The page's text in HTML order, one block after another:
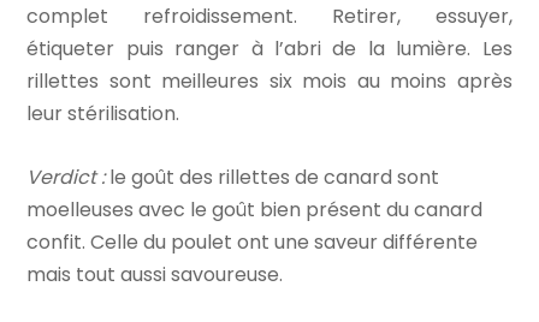
complet refroidissement. Retirer, essuyer,
étiqueter puis ranger à l’abri de la lumière. Les
rillettes sont meilleures six mois au moins après
leur stérilisation.
Verdict :le goût des rillettes de canard sont
moelleuses avec le goût bien présent du canard
confit. Celle du poulet ont une saveur différente
mais tout aussi savoureuse.